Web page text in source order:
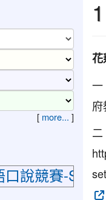
花
一
[ more... ]
賽-Show